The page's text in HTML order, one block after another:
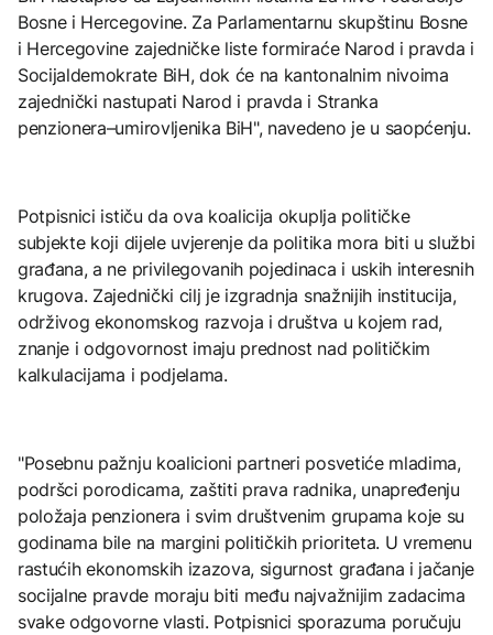
Bosne i Hercegovine. Za Parlamentarnu skupštinu Bosne
i Hercegovine zajedničke liste formiraće Narod i pravda i
Socijaldemokrate BiH, dok će na kantonalnim nivoima
zajednički nastupati Narod i pravda i Stranka
penzionera–umirovljenika BiH", navedeno je u saopćenju.
Potpisnici ističu da ova koalicija okuplja političke
subjekte koji dijele uvjerenje da politika mora biti u službi
građana, a ne privilegovanih pojedinaca i uskih interesnih
krugova. Zajednički cilj je izgradnja snažnijih institucija,
održivog ekonomskog razvoja i društva u kojem rad,
znanje i odgovornost imaju prednost nad političkim
kalkulacijama i podjelama.
"Posebnu pažnju koalicioni partneri posvetiće mladima,
podršci porodicama, zaštiti prava radnika, unapređenju
položaja penzionera i svim društvenim grupama koje su
godinama bile na margini političkih prioriteta. U vremenu
rastućih ekonomskih izazova, sigurnost građana i jačanje
socijalne pravde moraju biti među najvažnijim zadacima
svake odgovorne vlasti. Potpisnici sporazuma poručuju